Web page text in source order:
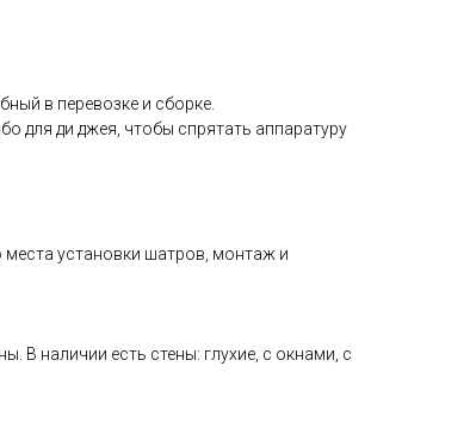
в перевозке и сборке.
для ди джея, чтобы спрятать аппаратуру
установки шатров, монтаж и
В наличии есть стены: глухие, с окнами, с